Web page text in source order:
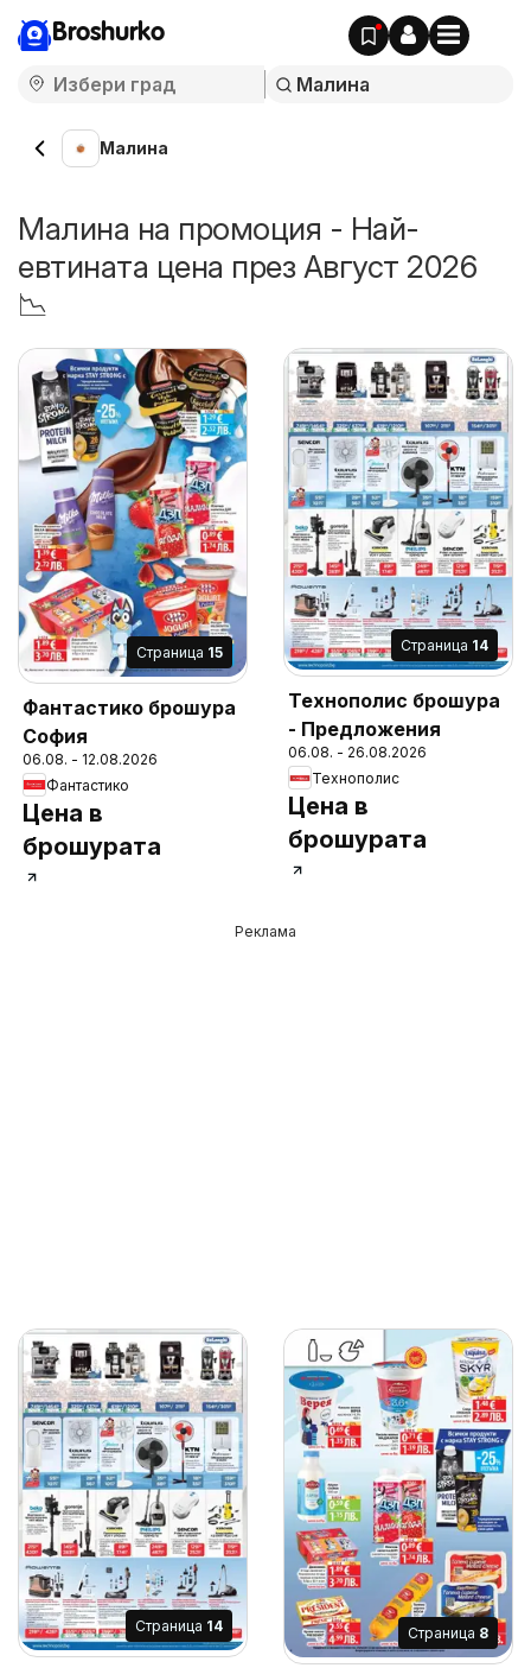
Broshurko
Малина
Малина на промоция - Най-
евтината цена през Август 2026
📉
Cтраница 15
Фантастико брошура
София
06.08. - 12.08.2026
Фантастико
Цена в
брошурата
Cтраница 14
Технополис брошура
- Предложения
06.08. - 26.08.2026
Технополис
Цена в
брошурата
Реклама
Cтраница 14 Cтраница 8